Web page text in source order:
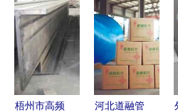
南
镁质保温板
梧州市高频
河北道融管